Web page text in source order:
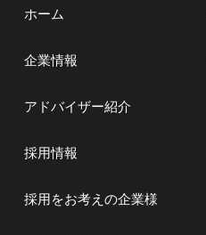
ホーム
企業情報
アドバイザー紹介
採用情報
採用をお考えの企業様